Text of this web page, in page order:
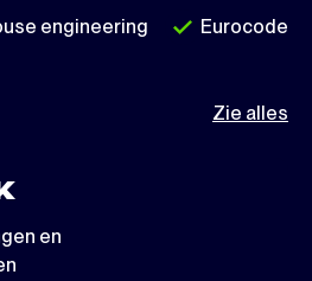
engineering Eurocode
Zie alles
en